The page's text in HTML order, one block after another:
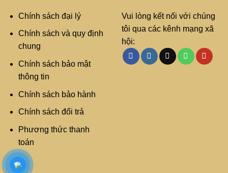
Chính sách đại lý
Chính sách và quy định
chung
Chính sách bảo mật
thông tin
Chính sách bảo hành
Chính sách đổi trả
Phương thức thanh
toán
Vui lòng kết nối với chúng
tôi qua các kênh mạng xã
hội: